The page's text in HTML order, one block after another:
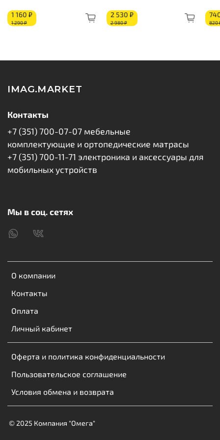
Жесткость стороны 2: средняя
Блок независимых пружин «Pocket Spring»
Короб из ППУ
Бурлет
1 160 ₽
1 290 ₽
2 530 ₽
2 980 ₽ 820
IMAG.MARKET
О компании
Контакты
Оплата
Личный кабинет
Оферта и политика конфиденциальности
Пользовательское соглашение
Условия обмена и возврата
Контакты
+7 (351) 700-07-07 мебельные
комплектующие и ортопедические матрасы
+7 (351) 700-11-71 электроника и аксессуары для
мобильных устройств
Мы в соц. сетях
© 2025 Компания "Омега"